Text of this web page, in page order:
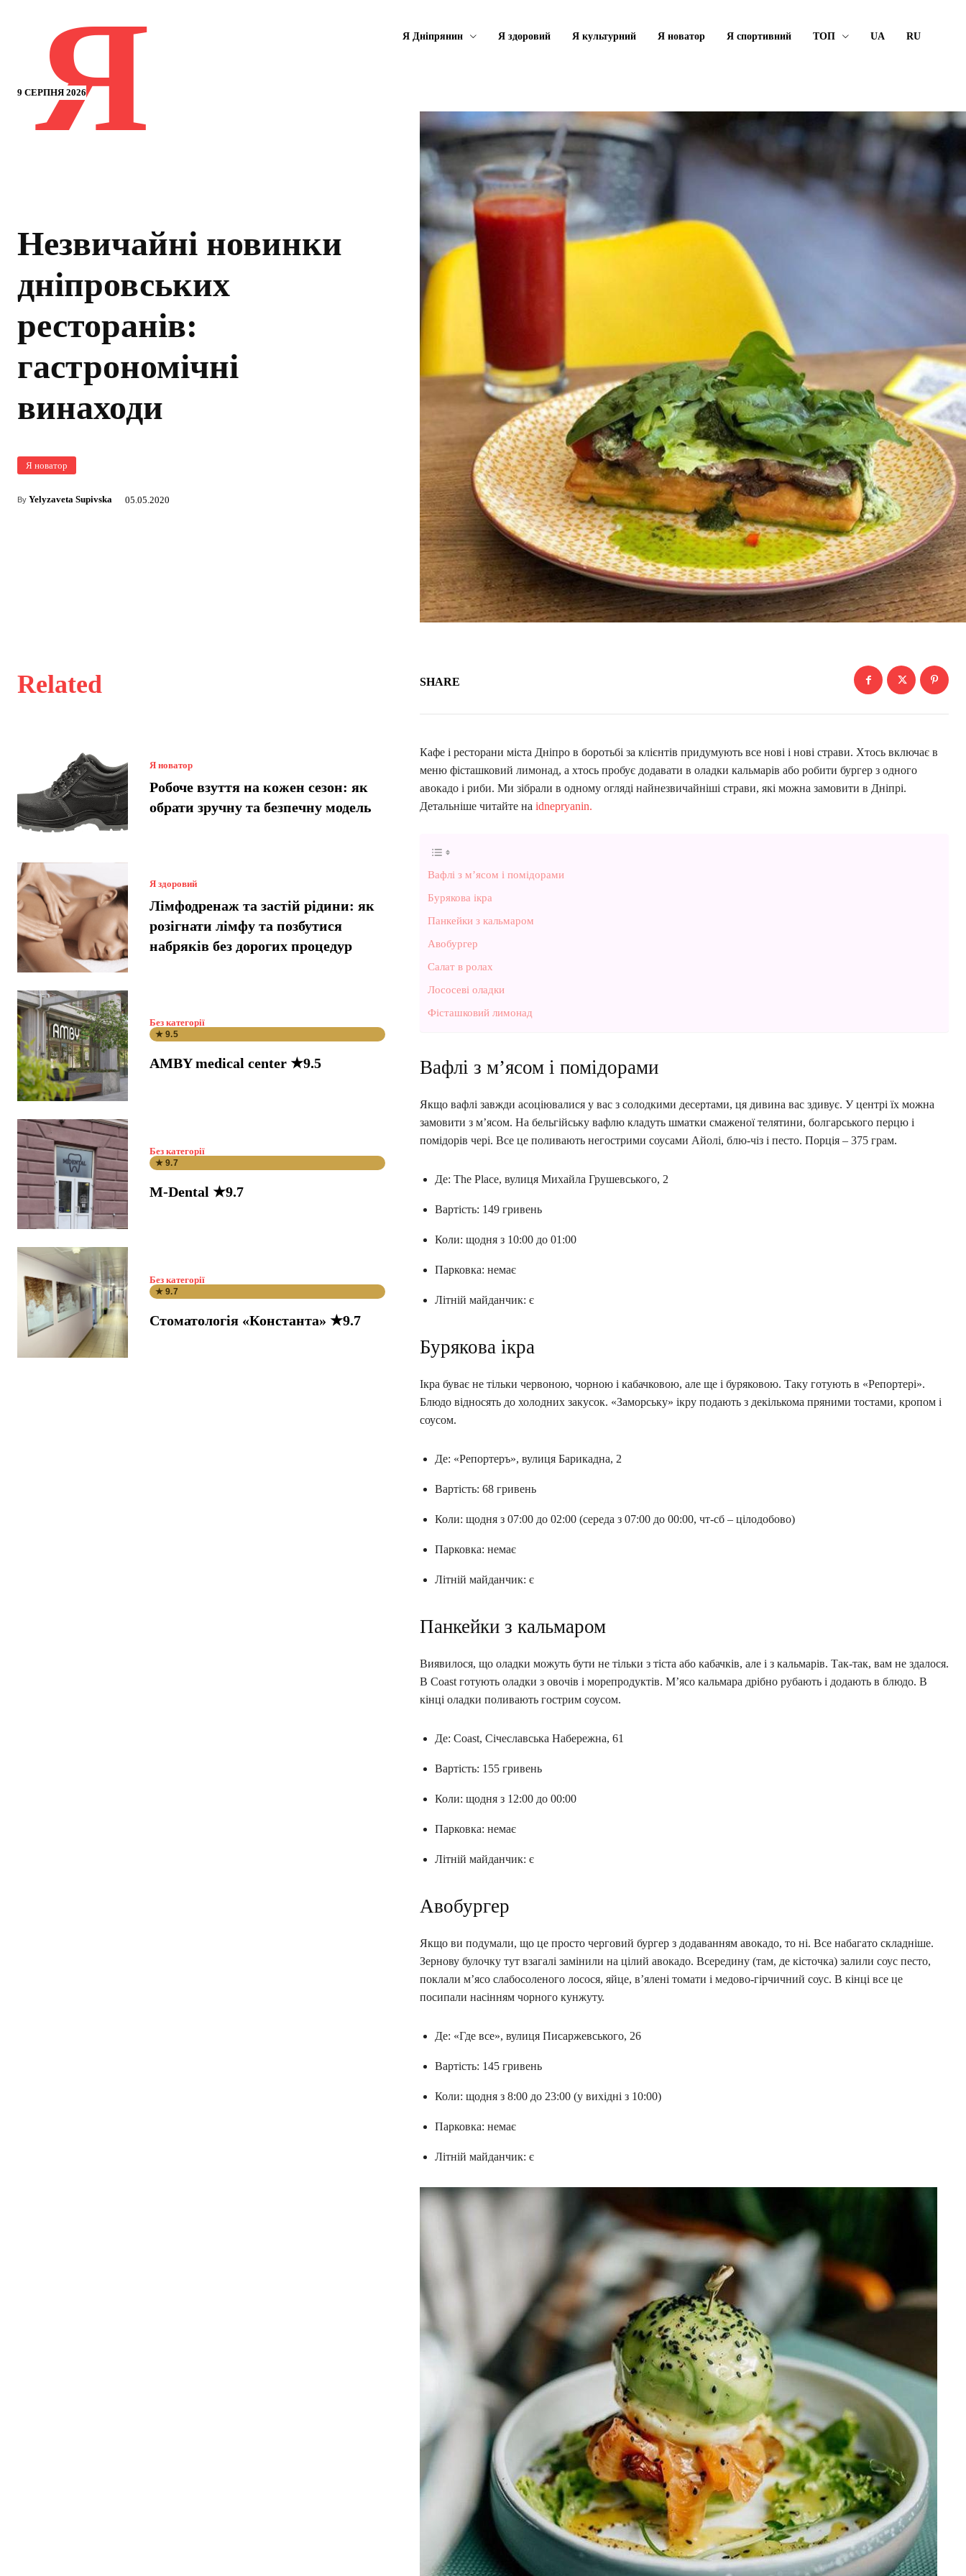
9 СЕРПНЯ 2026
Я Я Дніпрянин Я здоровий Я культурний Я новатор Я спортивний ТОП UA RU
Незвичайні новинки
дніпровських
ресторанів:
гастрономічні
винаходи
Я новатор
By Yelyzaveta Supivska 05.05.2020
Related
Я новатор
Робоче взуття на кожен сезон: як
обрати зручну та безпечну модель
Я здоровий
Лімфодренаж та застій рідини: як
розігнати лімфу та позбутися
набряків без дорогих процедур
Без категорії
★ 9.5
AMBY medical center ★9.5
Без категорії
★ 9.7
M-Dental ★9.7
Без категорії
★ 9.7
Стоматологія «Константа» ★9.7
SHARE
Кафе і ресторани міста Дніпро в боротьбі за клієнтів придумують все нові і нові страви. Хтось включає в
меню фісташковий лимонад, а хтось пробує додавати в оладки кальмарів або робити бургер з одного
авокадо і риби. Ми зібрали в одному огляді найнезвичайніші страви, які можна замовити в Дніпрі.
Детальніше читайте на idnepryanin.
Вафлі з м’ясом і помідорами
Бурякова ікра
Панкейки з кальмаром
Авобургер
Салат в ролах
Лососеві оладки
Фісташковий лимонад
Вафлі з м’ясом і помідорами
Якщо вафлі завжди асоціювалися у вас з солодкими десертами, ця дивина вас здивує. У центрі їх можна
замовити з м’ясом. На бельгійську вафлю кладуть шматки смаженої телятини, болгарського перцю і
помідорів чері. Все це поливають негострими соусами Айолі, блю-чіз і песто. Порція – 375 грам.
Де: The Place, вулиця Михайла Грушевського, 2
Вартість: 149 гривень
Коли: щодня з 10:00 до 01:00
Парковка: немає
Літній майданчик: є
Бурякова ікра
Ікра буває не тільки червоною, чорною і кабачковою, але ще і буряковою. Таку готують в «Репортері».
Блюдо відносять до холодних закусок. «Заморську» ікру подають з декількома пряними тостами, кропом і
соусом.
Де: «Репортеръ», вулиця Барикадна, 2
Вартість: 68 гривень
Коли: щодня з 07:00 до 02:00 (середа з 07:00 до 00:00, чт-сб – цілодобово)
Парковка: немає
Літній майданчик: є
Панкейки з кальмаром
Виявилося, що оладки можуть бути не тільки з тіста або кабачків, але і з кальмарів. Так-так, вам не здалося.
В Coast готують оладки з овочів і морепродуктів. М’ясо кальмара дрібно рубають і додають в блюдо. В
кінці оладки поливають гострим соусом.
Де: Coast, Січеславська Набережна, 61
Вартість: 155 гривень
Коли: щодня з 12:00 до 00:00
Парковка: немає
Літній майданчик: є
Авобургер
Якщо ви подумали, що це просто черговий бургер з додаванням авокадо, то ні. Все набагато складніше.
Зернову булочку тут взагалі замінили на цілий авокадо. Всередину (там, де кісточка) залили соус песто,
поклали м’ясо слабосоленого лосося, яйце, в’ялені томати і медово-гірчичний соус. В кінці все це
посипали насінням чорного кунжуту.
Де: «Где все», вулиця Писаржевського, 26
Вартість: 145 гривень
Коли: щодня з 8:00 до 23:00 (у вихідні з 10:00)
Парковка: немає
Літній майданчик: є